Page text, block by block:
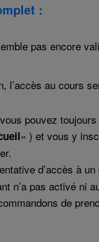
:
pas encore
l’accès au cours
pouvez
« ) et vous y
d’accès à
n’a pas activé ni
de